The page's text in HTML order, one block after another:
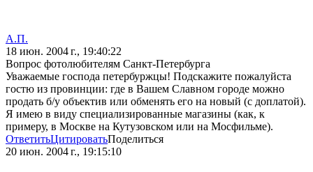
А.П.
18 июн. 2004 г., 19:40:22
Вопрос фотолюбителям Санкт-Петербурга
Уважаемые господа петербуржцы! Подскажите пожалуйста
гостю из провинции: где в Вашем Славном городе можно
продать б/у объектив или обменять его на новый (с доплатой).
Я имею в виду специализированные магазины (как, к
примеру, в Москве на Кутузовском или на Мосфильме).
ОтветитьЦитироватьПоделиться
20 июн. 2004 г., 19:15:10